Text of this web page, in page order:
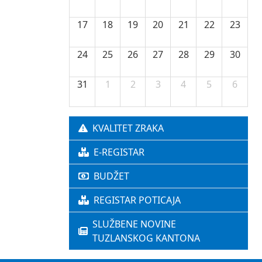
17 18 19 20 21 22 23
24 25 26 27 28 29 30
31 1 2 3 4 5 6
KVALITET ZRAKA
E-REGISTAR
BUDŽET
REGISTAR POTICAJA
SLUŽBENE NOVINE
TUZLANSKOG KANTONA